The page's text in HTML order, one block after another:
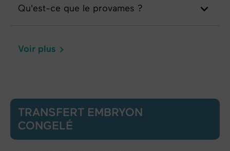
Qu'est-ce que le provames ?
Voir plus
TRANSFERT EMBRYON
CONGELÉ